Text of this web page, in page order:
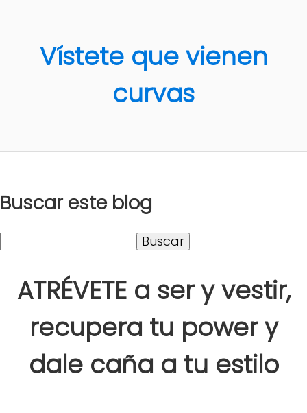
Vístete que vienen
curvas
Buscar este blog
ATRÉVETE a ser y vestir,
recupera tu power y
dale caña a tu estilo